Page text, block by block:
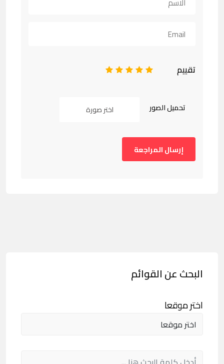
تقييم 5
4
3
2
تحميل الصور اختر صورة
البحث عن القوائم
اختر موقعا